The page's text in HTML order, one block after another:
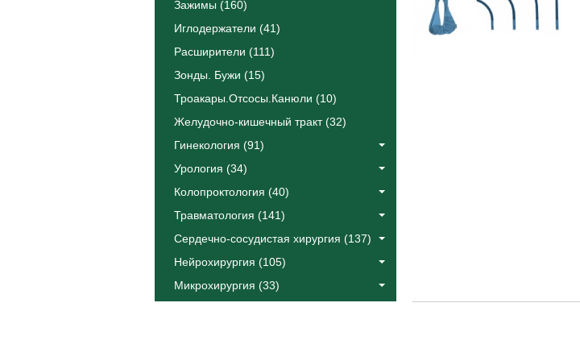
Зажимы (160)
Иглодержатели (41)
Расширители (111)
Зонды. Бужи (15)
Троакары.Отсосы.Канюли (10)
Желудочно-кишечный тракт (32)
Гинекология (91)
Урология (34)
Колопроктология (40)
Травматология (141)
Сердечно-сосудистая хирургия (137)
Нейрохирургия (105)
Микрохирургия (33)